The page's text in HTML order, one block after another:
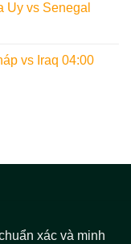
Uy vs Senegal
vs Iraq 04:00
xác và minh